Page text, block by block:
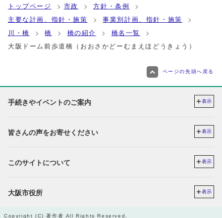
トップページ 市政
方針・条例
主要な計画、指針・施策
事業別計画、指針・施策
川・橋
橋 橋の紹介
橋名一覧
大阪ドーム前歩道橋（おおさかどーむまえほどうきょう）
ページの先頭へ戻る
手続きやイベントのご案内 表示
皆さんの声をお寄せください 表示
このサイトについて 表示
大阪市役所 表示
Copyright (C) 著作者 All Rights Reserved.